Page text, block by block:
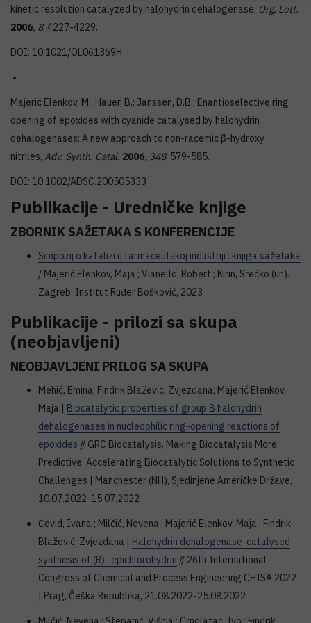
kinetic resolution catalyzed by halohydrin dehalogenase, Org. Lett.
2006, 8, 4227-4229.
DOI: 10.1021/OL061369H
-
Majerić Elenkov, M.; Hauer, B.; Janssen, D.B.; Enantioselective ring
opening of epoxides with cyanide catalysed by halohydrin
dehalogenases: A new approach to non-racemic β-hydroxy
nitriles, Adv. Synth. Catal. 2006, 348, 579-585.
DOI: 10.1002/ADSC.200505333
Publikacije - Uredničke knjige
ZBORNIK SAŽETAKA S KONFERENCIJE
Simpozij o katalizi u farmaceutskoj industriji : knjiga sažetaka
/ Majerić Elenkov, Maja ; Vianello, Robert ; Kirin, Srećko (ur.).
Zagreb: Institut Ruđer Bošković, 2023
Publikacije - prilozi sa skupa
(neobjavljeni)
NEOBJAVLJENI PRILOG SA SKUPA
Mehić, Emina; Findrik Blažević, Zvjezdana; Majerić Elenkov,
Maja | Biocatalytic properties of group B halohydrin
dehalogenases in nucleophilic ring-opening reactions of
epoxides // GRC Biocatalysis, Making Biocatalysis More
Predictive: Accelerating Biocatalytic Solutions to Synthetic
Challenges | Manchester (NH), Sjedinjene Američke Države,
10.07.2022-15.07.2022
Ćevid, Ivana ; Milčić, Nevena ; Majerić Elenkov, Maja ; Findrik
Blažević, Zvjezdana | Halohydrin dehalogenase-catalysed
synthesis of (R)- epichlorohydrin // 26th International
Congress of Chemical and Process Engineering CHISA 2022
| Prag, Češka Republika, 21.08.2022-25.08.2022